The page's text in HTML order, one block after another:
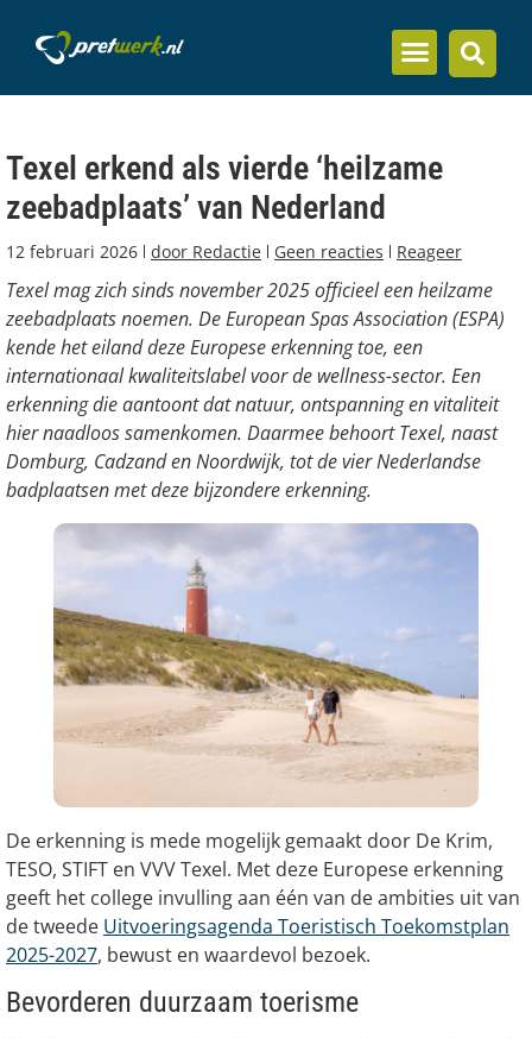
Texel erkend als vierde ‘heilzame
zeebadplaats’ van Nederland
12 februari 2026 door Redactie Geen reacties Reageer
Texel mag zich sinds november 2025 officieel een heilzame
zeebadplaats noemen. De European Spas Association (ESPA)
kende het eiland deze Europese erkenning toe, een
internationaal kwaliteitslabel voor de wellness-sector. Een
erkenning die aantoont dat natuur, ontspanning en vitaliteit
hier naadloos samenkomen. Daarmee behoort Texel, naast
Domburg, Cadzand en Noordwijk, tot de vier Nederlandse
badplaatsen met deze bijzondere erkenning.
De erkenning is mede mogelijk gemaakt door De Krim,
TESO, STIFT en VVV Texel. Met deze Europese erkenning
geeft het college invulling aan één van de ambities uit van
de tweede Uitvoeringsagenda Toeristisch Toekomstplan
2025-2027, bewust en waardevol bezoek.
Bevorderen duurzaam toerisme